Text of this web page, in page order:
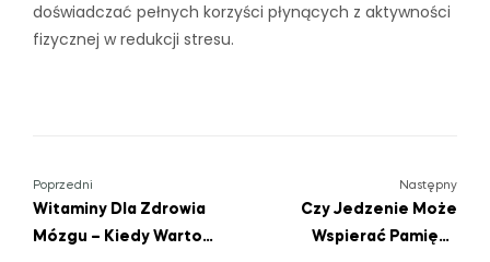
doświadczać pełnych korzyści płynących z aktywności
fizycznej w redukcji stresu.
Poprzedni
Witaminy Dla Zdrowia
Mózgu – Kiedy Warto
Następny
Czy Jedzenie Może
Wspierać Pamięć?